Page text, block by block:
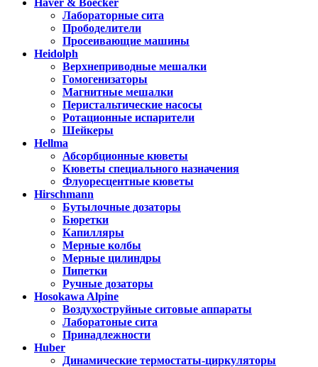
Haver & Boecker
Лабораторные сита
Прободелители
Просеивающие машины
Heidolph
Верхнеприводные мешалки
Гомогенизаторы
Магнитные мешалки
Перистальтические насосы
Ротационные испарители
Шейкеры
Hellma
Абсорбционные кюветы
Кюветы специального назначения
Флуоресцентные кюветы
Hirschmann
Бутылочные дозаторы
Бюретки
Капилляры
Мерные колбы
Мерные цилиндры
Пипетки
Ручные дозаторы
Hosokawa Alpine
Воздухоструйные ситовые аппараты
Лаборатоные сита
Принадлежности
Huber
Динамические термостаты-циркуляторы